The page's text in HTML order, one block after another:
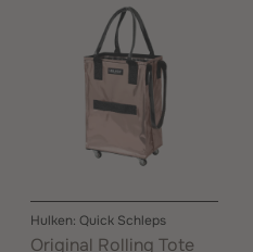
Hulken: Quick Schleps
Original Rolling Tote